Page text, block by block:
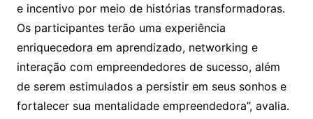
e incentivo por meio de histórias transformadoras.
Os participantes terão uma experiência
enriquecedora em aprendizado, networking e
interação com empreendedores de sucesso, além
de serem estimulados a persistir em seus sonhos e
fortalecer sua mentalidade empreendedora”, avalia.